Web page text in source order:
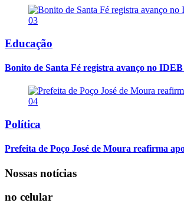
03
Educação
Bonito de Santa Fé registra avanço no
04
Política
Prefeita de Poço José de Moura reafirma
Nossas notícias
no celular